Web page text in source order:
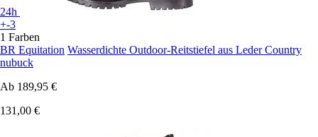
24h
+-3
1 Farben
BR Equitation Wasserdichte Outdoor-Reitstiefel aus Leder Country
nubuck
Ab 189,95 €
131,00 €